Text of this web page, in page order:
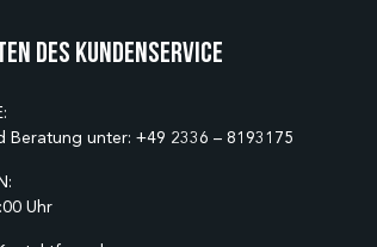
des Kundenservice
Beratung unter: +49 2336 – 8193175
Uhr